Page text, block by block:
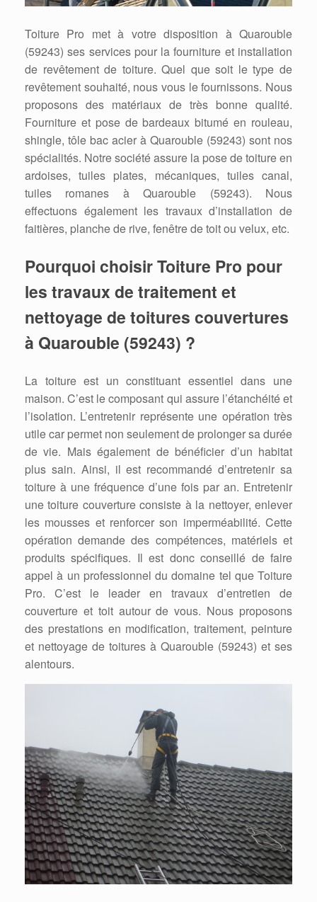
Toiture Pro met à votre disposition à Quarouble
(59243) ses services pour la fourniture et installation
de revêtement de toiture. Quel que soit le type de
revêtement souhaité, nous vous le fournissons. Nous
proposons des matériaux de très bonne qualité.
Fourniture et pose de bardeaux bitumé en rouleau,
shingle, tôle bac acier à Quarouble (59243) sont nos
spécialités. Notre société assure la pose de toiture en
ardoises, tuiles plates, mécaniques, tuiles canal,
tuiles romanes à Quarouble (59243). Nous
effectuons également les travaux d’installation de
faitières, planche de rive, fenêtre de toit ou velux, etc.
Pourquoi choisir Toiture Pro pour
les travaux de traitement et
nettoyage de toitures couvertures
à Quarouble (59243) ?
La toiture est un constituant essentiel dans une
maison. C’est le composant qui assure l’étanchéité et
l’isolation. L’entretenir représente une opération très
utile car permet non seulement de prolonger sa durée
de vie. Mais également de bénéficier d’un habitat
plus sain. Ainsi, il est recommandé d’entretenir sa
toiture à une fréquence d’une fois par an. Entretenir
une toiture couverture consiste à la nettoyer, enlever
les mousses et renforcer son imperméabilité. Cette
opération demande des compétences, matériels et
produits spécifiques. Il est donc conseillé de faire
appel à un professionnel du domaine tel que Toiture
Pro. C’est le leader en travaux d’entretien de
couverture et toit autour de vous. Nous proposons
des prestations en modification, traitement, peinture
et nettoyage de toitures à Quarouble (59243) et ses
alentours.